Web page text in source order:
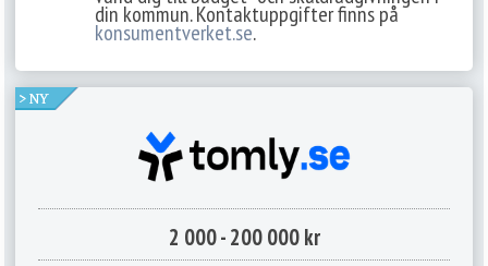
din kommun. Kontaktuppgifter finns på
konsumentverket.se.
2 000 - 200 000 kr